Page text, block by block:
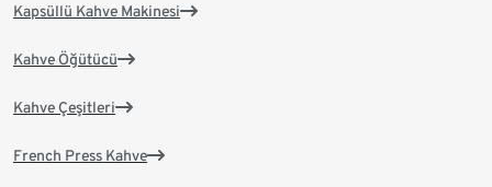
Kapsüllü Kahve Makinesi
Kahve Öğütücü
Kahve Çeşitleri
French Press Kahve